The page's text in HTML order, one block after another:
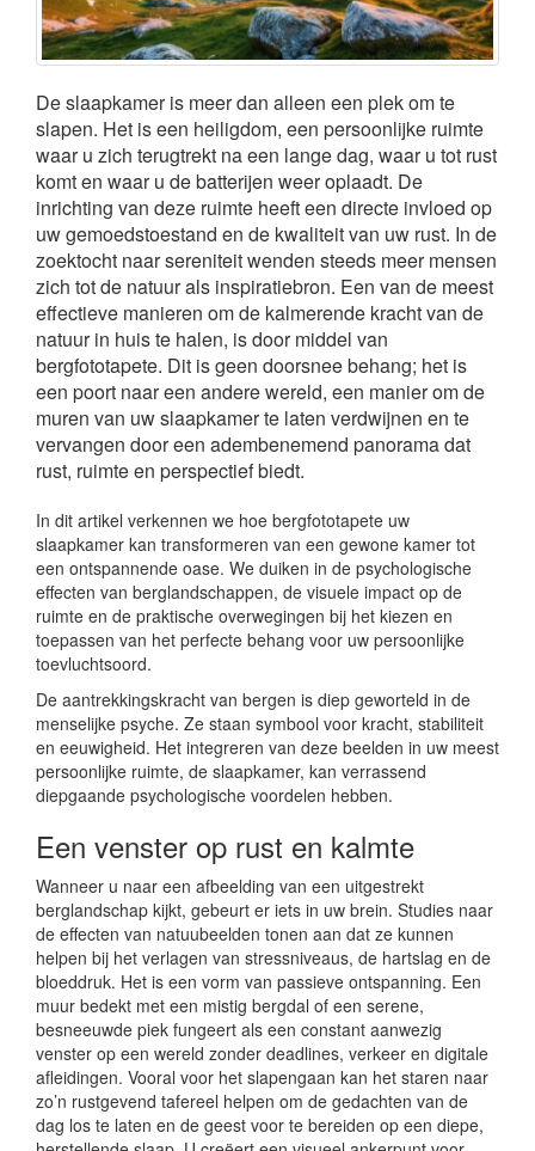
De slaapkamer is meer dan alleen een plek om te
slapen. Het is een heiligdom, een persoonlijke ruimte
waar u zich terugtrekt na een lange dag, waar u tot rust
komt en waar u de batterijen weer oplaadt. De
inrichting van deze ruimte heeft een directe invloed op
uw gemoedstoestand en de kwaliteit van uw rust. In de
zoektocht naar sereniteit wenden steeds meer mensen
zich tot de natuur als inspiratiebron. Een van de meest
effectieve manieren om de kalmerende kracht van de
natuur in huis te halen, is door middel van
bergfototapete. Dit is geen doorsnee behang; het is
een poort naar een andere wereld, een manier om de
muren van uw slaapkamer te laten verdwijnen en te
vervangen door een adembenemend panorama dat
rust, ruimte en perspectief biedt.
In dit artikel verkennen we hoe bergfototapete uw
slaapkamer kan transformeren van een gewone kamer tot
een ontspannende oase. We duiken in de psychologische
effecten van berglandschappen, de visuele impact op de
ruimte en de praktische overwegingen bij het kiezen en
toepassen van het perfecte behang voor uw persoonlijke
toevluchtsoord.
De aantrekkingskracht van bergen is diep geworteld in de
menselijke psyche. Ze staan symbool voor kracht, stabiliteit
en eeuwigheid. Het integreren van deze beelden in uw meest
persoonlijke ruimte, de slaapkamer, kan verrassend
diepgaande psychologische voordelen hebben.
Een venster op rust en kalmte
Wanneer u naar een afbeelding van een uitgestrekt
berglandschap kijkt, gebeurt er iets in uw brein. Studies naar
de effecten van natuubeelden tonen aan dat ze kunnen
helpen bij het verlagen van stressniveaus, de hartslag en de
bloeddruk. Het is een vorm van passieve ontspanning. Een
muur bedekt met een mistig bergdal of een serene,
besneeuwde piek fungeert als een constant aanwezig
venster op een wereld zonder deadlines, verkeer en digitale
afleidingen. Vooral voor het slapengaan kan het staren naar
zo’n rustgevend tafereel helpen om de gedachten van de
dag los te laten en de geest voor te bereiden op een diepe,